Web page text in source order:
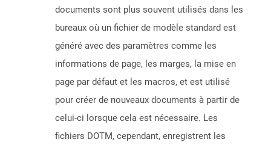
documents sont plus souvent utilisés dans les
bureaux où un fichier de modèle standard est
généré avec des paramètres comme les
informations de page, les marges, la mise en
page par défaut et les macros, et est utilisé
pour créer de nouveaux documents à partir de
celui-ci lorsque cela est nécessaire. Les
fichiers DOTM, cependant, enregistrent les